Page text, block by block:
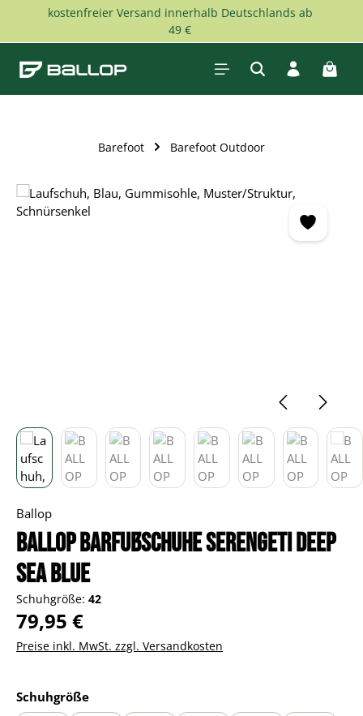
Zum Hauptinhalt springen
kostenfreier Versand innerhalb Deutschlands ab
49 €
Barefoot Barefoot Outdoor
Bildergalerie überspringen
Ballop
BALLOP Barfußschuhe Serengeti deep
sea blue
Schuhgröße: 42
Regulärer Preis:
79,95 €
Preise inkl. MwSt. zzgl. Versandkosten
Schuhgrößeauswählen